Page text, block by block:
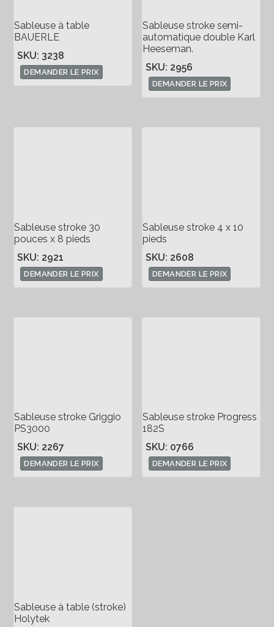
Sableuse à table
BAUERLE
SKU: 3238
DEMANDER LE PRIX
Sableuse stroke semi-
automatique double Karl
Heeseman.
SKU: 2956
DEMANDER LE PRIX
Sableuse stroke 30
pouces x 8 pieds
SKU: 2921
DEMANDER LE PRIX
Sableuse stroke 4 x 10
pieds
SKU: 2608
DEMANDER LE PRIX
Sableuse stroke Griggio
PS3000
SKU: 2267
DEMANDER LE PRIX
Sableuse stroke Progress
182S
SKU: 0766
DEMANDER LE PRIX
Sableuse à table (stroke)
Holytek